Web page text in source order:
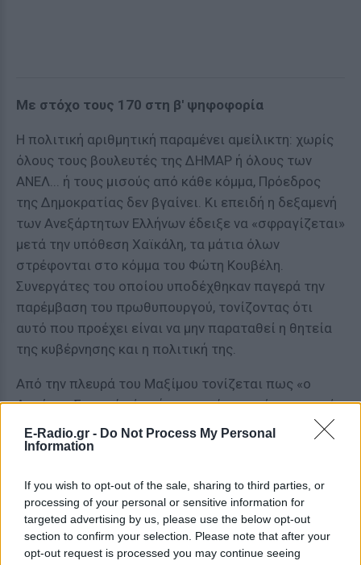
E-Radio.gr - Do Not Process My Personal
Information
If you wish to opt-out of the sale, sharing to third parties, or
processing of your personal or sensitive information for
targeted advertising by us, please use the below opt-out
section to confirm your selection. Please note that after your
opt-out request is processed you may continue seeing
Με στόχο τους 170 στη β' ψηφοφορία
Η πολιτική αριθμητική παραμένει αμείλικτη: χωρίς
όλους τους βουλευτές της ΔΗΜΑΡ ή όλους των
ΑΝΕΛ... ή τους μισούς από κάθε κόμμα, Πρόεδρος
της Δημοκρατίας δεν βγαίνει. Κι επειδή η δεξαμενή
των Ανεξάρτητων Ελλήνων έδειξε να «σφραγίζεται»
μετά την υπόθεση Χαϊκάλη, τα μάτια όλων
στρέφονται στο κόμμα του Φώτη Κουβέλη.
Συνεργάτες του οποίου υποδέχθηκαν παγερά την
παρέμβαση του πρωθυπουργού, τονίζοντας ότι
αυτό που προέχει είναι να μην παραταθεί η θητεία
της κυβέρνησης και η πολιτική της.
Από την πλευρά του Μαξίμου τονίζεται πως «ο
Αντώνης Σαμαράς ό,τι ήταν να κάνει το έκανε», από
δω και πέρα την ευθύνη φέρουν οι βουλευτές και τα
κόμματα της αντιπολίτευσης – εννοώντας τη
αδιαπέραστη τάφρος.
Με τη φράση αυτή οι συνεργάτες του
πρωθυπουργού δεν αφήνουν κανένα παράθυρο για